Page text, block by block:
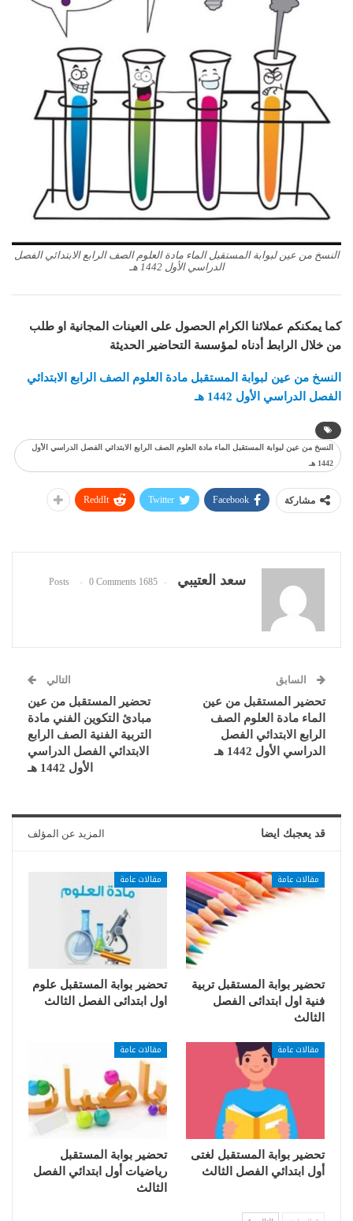
النسخ من عين لبوابة المستقبل الماء مادة العلوم الصف الرابع الابتدائي الفصل
الدراسي الأول 1442 هـ
كما يمكنكم عملائنا الكرام الحصول على العينات المجانية او طلب
من خلال الرابط أدناه لمؤسسة التحاضير الحديثة
النسخ من عين لبوابة المستقبل مادة العلوم الصف الرابع الابتدائي
الفصل الدراسي الأول 1442 هـ
النسخ من عين لبوابة المستقبل الماء مادة العلوم الصف الرابع الابتدائي الفصل الدراسي الأول
1442 هـ
مشاركة Facebook
Twitter
ReddIt
سعد العتيبي 1685 Posts
0 Comments
السابق
تحضير المستقبل من عين
الماء مادة العلوم الصف
الرابع الابتدائي الفصل
الدراسي الأول 1442 هـ
التالي
تحضير المستقبل من عين
مبادئ التكوين الفني مادة
التربية الفنية الصف الرابع
الابتدائي الفصل الدراسي
الأول 1442 هـ
قد يعجبك ايضا المزيد عن المؤلف
مقالات عامة
تحضير بوابة المستقبل تربية
فنية اول ابتدائى الفصل
الثالث
مقالات عامة
تحضير بوابة المستقبل علوم
اول ابتدائى الفصل الثالث
مقالات عامة
تحضير بوابة المستقبل لغتى
أول ابتدائي الفصل الثالث
مقالات عامة
تحضير بوابة المستقبل
رياضيات أول ابتدائي الفصل
الثالث